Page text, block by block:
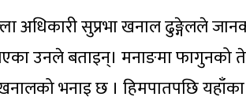
अधिकारी सुप्रभा खनाल ढुङ्गेलले
उनले बताइन्। मनाङमा फागुनको
खनालको भनाइ छ । हिमपातपछि यहाँका